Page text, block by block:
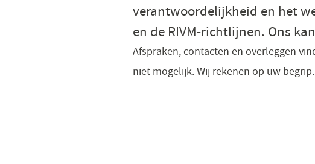
verantwoordelijkheid en het
en de RIVM-richtlijnen. Ons
Afspraken, contacten en overleggen
niet mogelijk. Wij rekenen op uw begrip.